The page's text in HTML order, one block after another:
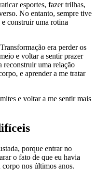
esportes, fazer trilhas,
No entanto, sempre tive
construir uma rotina
era perder os
e voltar a sentir prazer
reconstruir uma relação
e aprender a me tratar
e voltar a me sentir mais
porque entrar no
o fato de que eu havia
nos últimos anos.